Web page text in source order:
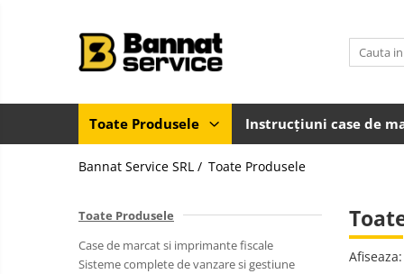
Toate Produsele
Imprimanta fiscala
Casa de marcat pentru vendomate
Sisteme complete de vanzare si
Toate Produsele Instrucțiuni case de
Bannat Service SRL / Toate Produsele
Toate Produsele
Case de marcat si imprimante fiscale
Sisteme complete de vanzare si gestiune
Afiseaza: